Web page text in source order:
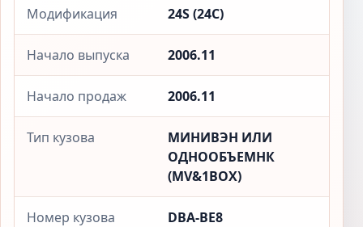
Модификация 24S (24С)
Начало выпуска 2006.11
Начало продаж 2006.11
Тип кузова
МИНИВЭН ИЛИ
ОДНООБЪЕМНК
(MV&1BOX)
Номер кузова DBA-BE8